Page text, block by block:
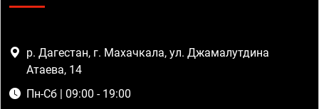
р. Дагестан, г. Махачкала, ул. Джамалутдина
Атаева, 14
Пн-Сб | 09:00 - 19:00